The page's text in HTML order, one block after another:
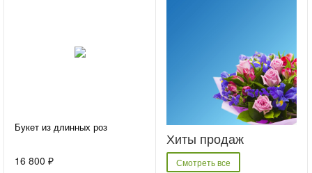
Букет из длинных роз
16 800 ₽
Хиты продаж
Смотреть все